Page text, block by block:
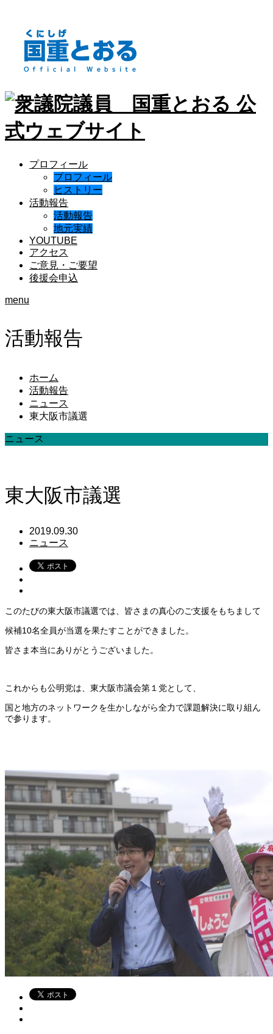
プロフィール
プロフィール
ヒストリー
活動報告
活動報告
地元実績
YOUTUBE
アクセス
ご意見・ご要望
後援会申込
menu
活動報告
ホーム
活動報告
ニュース
東大阪市議選
ニュース
東大阪市議選
2019.09.30
ニュース
このたびの東大阪市議選では、皆さまの真心のご支援をもちまして
候補10名全員が当選を果たすことができました。
皆さま本当にありがとうございました。
これからも公明党は、東大阪市議会第１党として、
国と地方のネットワークを生かしながら全力で課題解決に取り組ん
で参ります。